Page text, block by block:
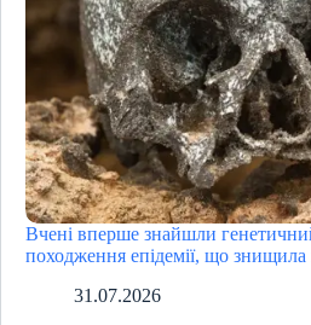
Вчені вперше знайшли
походження епідемії, що
31.07.2026